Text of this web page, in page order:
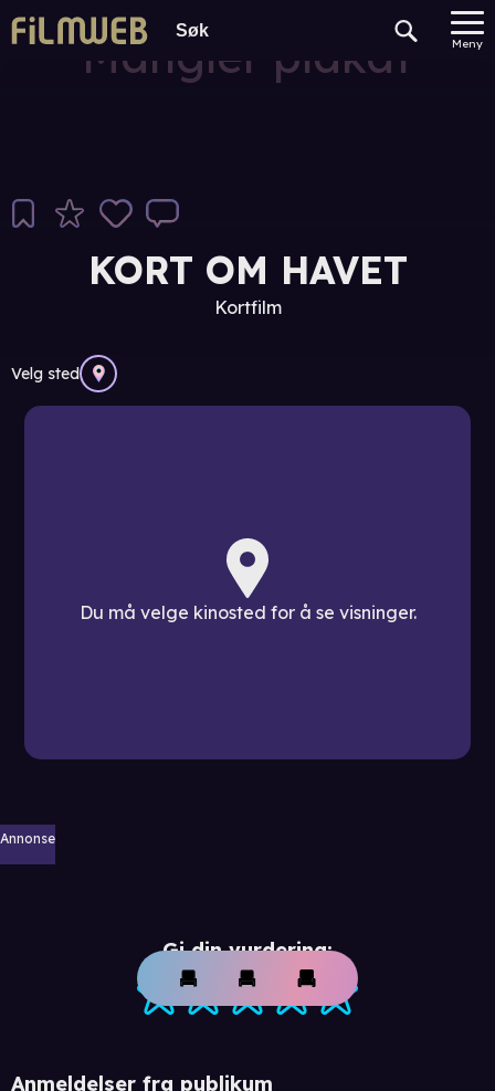
Meny
Mangler plakat
KORT OM HAVET
Kortfilm
Velg sted
Du må velge kinosted for å se visninger.
Annonse
Gi din vurdering:
Anmeldelser fra publikum